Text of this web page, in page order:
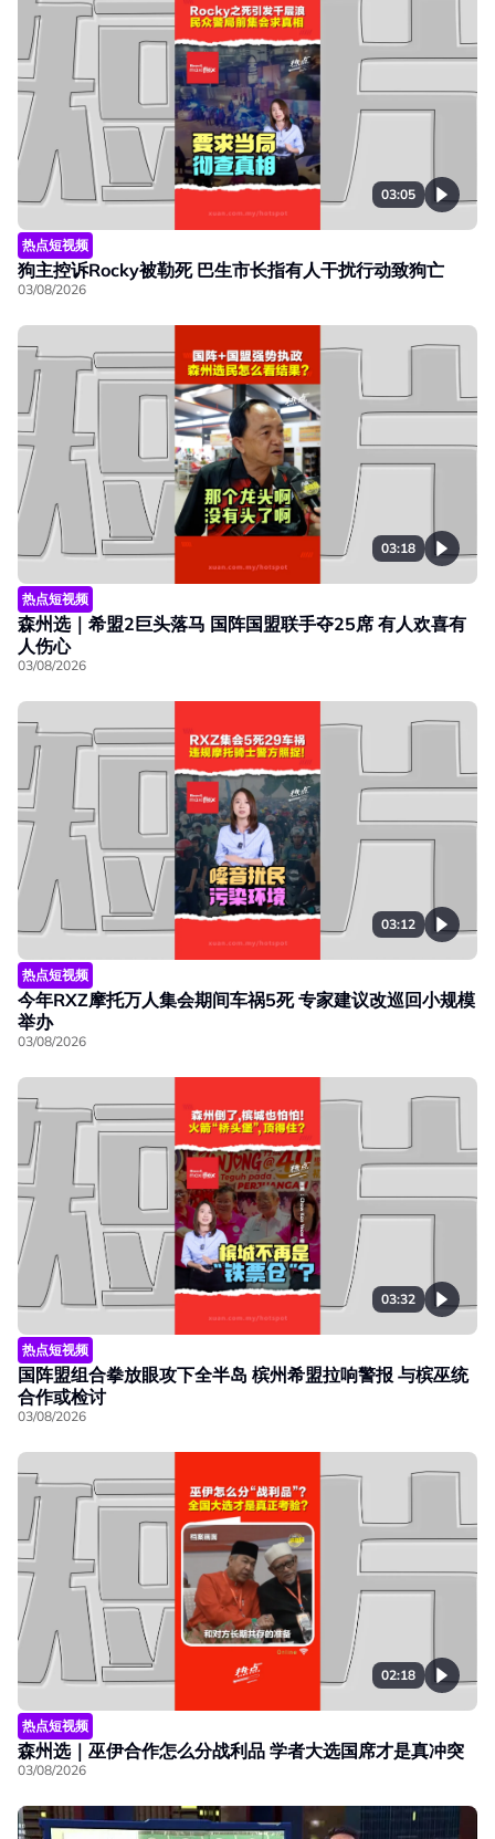
03:05
热点短视频
狗主控诉Rocky被勒死 巴生市长指有人干扰行动致狗亡
03/08/2026
03:18
热点短视频
森州选｜希盟2巨头落马 国阵国盟联手夺25席 有人欢喜有
人伤心
03/08/2026
03:12
热点短视频
今年RXZ摩托万人集会期间车祸5死 专家建议改巡回小规模
举办
03/08/2026
03:32
热点短视频
国阵盟组合拳放眼攻下全半岛 槟州希盟拉响警报 与槟巫统
合作或检讨
03/08/2026
02:18
热点短视频
森州选｜巫伊合作怎么分战利品 学者大选国席才是真冲突
03/08/2026